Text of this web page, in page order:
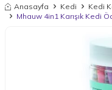
Anasayfa Kedi
Kedi
Mhauw 4in1 Karışık Kedi